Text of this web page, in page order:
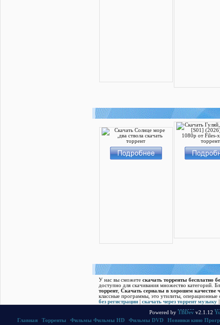
У нас вы сможете скачать торренты бесплатно
доступно для скачивания множество категорий.
торрент, Скачать cериалы в хорошем качестве
классные программы, это утилиты,
без регистрации| скачать через торрент музыку
Powered by TBDev v2.1.12
Главная
Торренты Фильмы Фильмы HD Фильмы DVD Новинки кино